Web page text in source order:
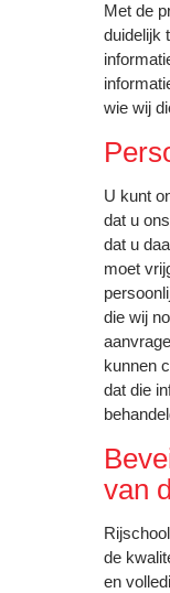
Met de
duidelijk
wie wij
U kunt
dat u
dat u
moet
die wij
kunnen
dat die
van
de
en